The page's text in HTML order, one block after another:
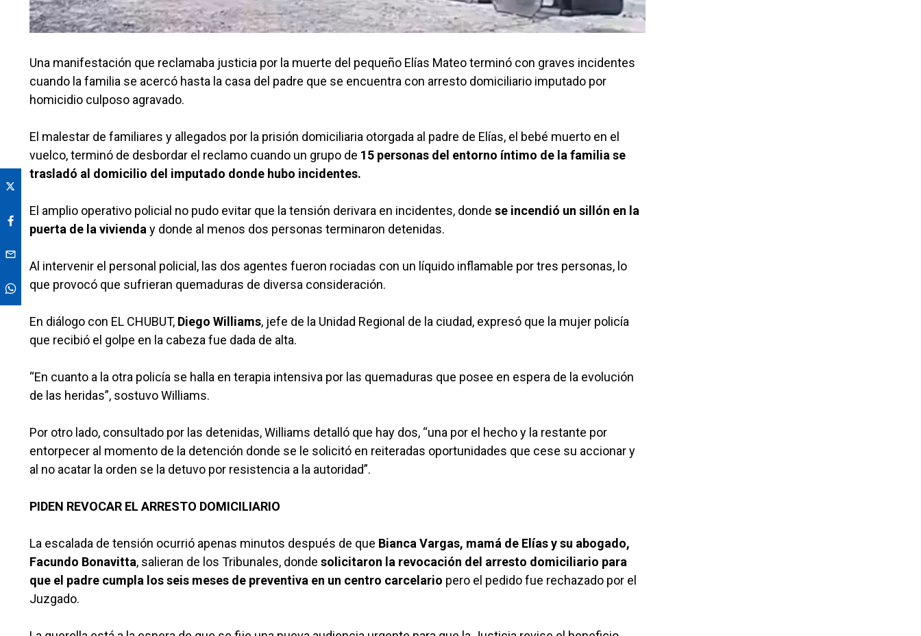
Una manifestación que reclamaba justicia por la muerte del pequeño Elías Mateo terminó con graves incidentes
cuando la familia se acercó hasta la casa del padre que se encuentra con arresto domiciliario imputado por
homicidio culposo agravado.
El malestar de familiares y allegados por la prisión domiciliaria otorgada al padre de Elías, el bebé muerto en el
vuelco, terminó de desbordar el reclamo cuando un grupo de 15 personas del entorno íntimo de la familia se
trasladó al domicilio del imputado donde hubo incidentes.
El amplio operativo policial no pudo evitar que la tensión derivara en incidentes, donde se incendió un sillón en la
puerta de la vivienda y donde al menos dos personas terminaron detenidas.
Al intervenir el personal policial, las dos agentes fueron rociadas con un líquido inflamable por tres personas, lo
que provocó que sufrieran quemaduras de diversa consideración.
En diálogo con EL CHUBUT, Diego Williams, jefe de la Unidad Regional de la ciudad, expresó que la mujer policía
que recibió el golpe en la cabeza fue dada de alta.
“En cuanto a la otra policía se halla en terapia intensiva por las quemaduras que posee en espera de la evolución
de las heridas”, sostuvo Williams.
Por otro lado, consultado por las detenidas, Williams detalló que hay dos, “una por el hecho y la restante por
entorpecer al momento de la detención donde se le solicitó en reiteradas oportunidades que cese su accionar y
al no acatar la orden se la detuvo por resistencia a la autoridad”.
PIDEN REVOCAR EL ARRESTO DOMICILIARIO
La escalada de tensión ocurrió apenas minutos después de que Bianca Vargas, mamá de Elías y su abogado,
Facundo Bonavitta, salieran de los Tribunales, donde solicitaron la revocación del arresto domiciliario para
que el padre cumpla los seis meses de preventiva en un centro carcelario pero el pedido fue rechazado por el
Juzgado.